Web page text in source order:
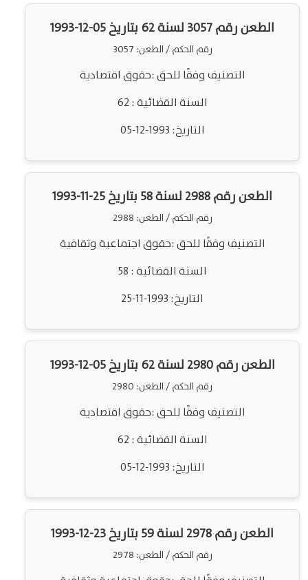
الطعن رقم 3057 لسنة 62 بتاريخ 05-12-1993
رقم الحكم / الطعن: 3057
التصنيف وفقًا للحق :حقوق اقتصادية
السنة القضائية : 62
التاريخ: 1993-12-05
الطعن رقم 2988 لسنة 58 بتاريخ 25-11-1993
رقم الحكم / الطعن: 2988
التصنيف وفقًا للحق :حقوق اجتماعية وثقافية
السنة القضائية : 58
التاريخ: 1993-11-25
الطعن رقم 2980 لسنة 62 بتاريخ 05-12-1993
رقم الحكم / الطعن: 2980
التصنيف وفقًا للحق :حقوق اقتصادية
السنة القضائية : 62
التاريخ: 1993-12-05
الطعن رقم 2978 لسنة 59 بتاريخ 23-12-1993
رقم الحكم / الطعن: 2978